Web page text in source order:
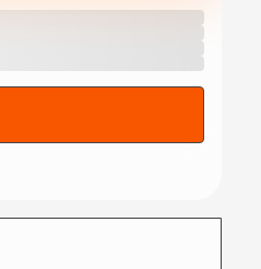
Idoso é arremessado para o
aproximar para...
NOTÍCIAS
semana sob escombros de